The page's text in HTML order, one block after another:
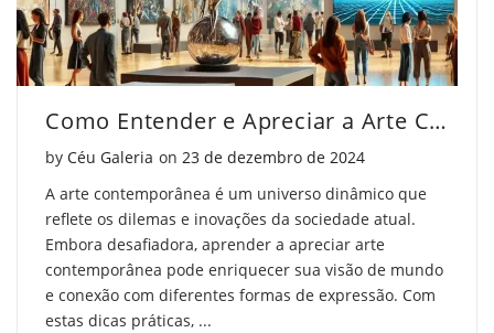
Como Entender e Apreciar a Arte Contemporânea
by Céu Galeria on Posted on
23 de dezembro de 2024
A arte contemporânea é um universo dinâmico que
reflete os dilemas e inovações da sociedade atual.
Embora desafiadora, aprender a apreciar arte
contemporânea pode enriquecer sua visão de mundo
e conexão com diferentes formas de expressão. Com
estas dicas práticas, ...